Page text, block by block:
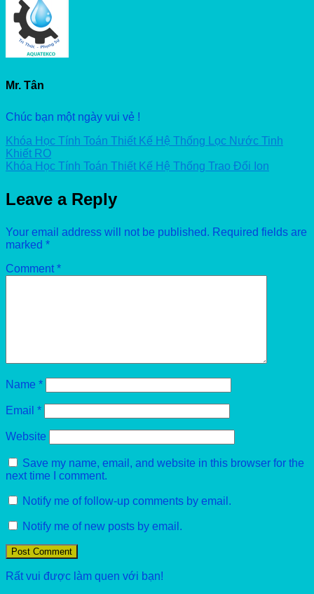
Mr. Tân
Chúc bạn một ngày vui vẻ !
Khóa Học Tính Toán Thiết Kế Hệ Thống Lọc Nước Tinh
Khiết RO
Khóa Học Tính Toán Thiết Kế Hệ Thống Trao Đổi Ion
Leave a Reply
Your email address will not be published. Required fields are
marked *
Comment*
Name *
Email *
Website
Save my name, email, and website in this browser for the
next time I comment.
Notify me of follow-up comments by email.
Notify me of new posts by email.
Rất vui được làm quen với bạn!